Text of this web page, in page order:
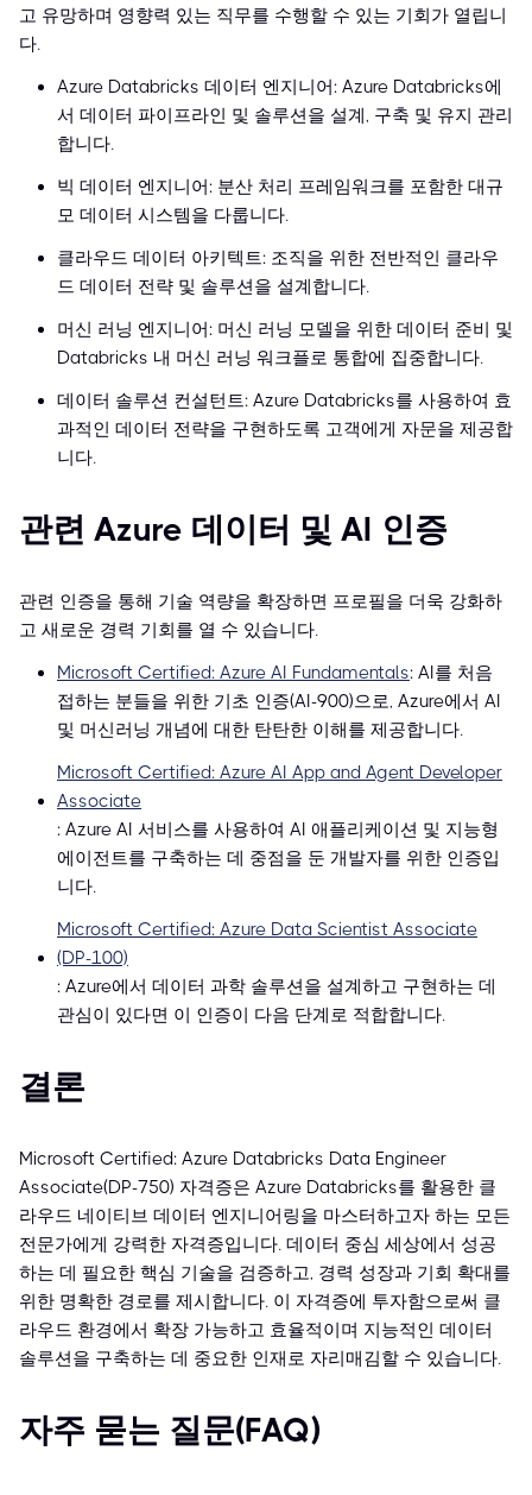
고 유망하며 영향력 있는 직무를 수행할 수 있는 기회가 열립니
다.
Azure Databricks 데이터 엔지니어: Azure Databricks에
서 데이터 파이프라인 및 솔루션을 설계, 구축 및 유지 관리
합니다.
빅 데이터 엔지니어: 분산 처리 프레임워크를 포함한 대규
모 데이터 시스템을 다룹니다.
클라우드 데이터 아키텍트: 조직을 위한 전반적인 클라우
드 데이터 전략 및 솔루션을 설계합니다.
머신 러닝 엔지니어: 머신 러닝 모델을 위한 데이터 준비 및
Databricks 내 머신 러닝 워크플로 통합에 집중합니다.
데이터 솔루션 컨설턴트: Azure Databricks를 사용하여 효
과적인 데이터 전략을 구현하도록 고객에게 자문을 제공합
니다.
관련 Azure 데이터 및 AI 인증
관련 인증을 통해 기술 역량을 확장하면 프로필을 더욱 강화하
고 새로운 경력 기회를 열 수 있습니다.
Microsoft Certified: Azure AI Fundamentals: AI를 처음
접하는 분들을 위한 기초 인증(AI-900)으로, Azure에서 AI
및 머신러닝 개념에 대한 탄탄한 이해를 제공합니다.
Microsoft Certified: Azure AI App and Agent Developer
Associate
: Azure AI 서비스를 사용하여 AI 애플리케이션 및 지능형
에이전트를 구축하는 데 중점을 둔 개발자를 위한 인증입
니다.
Microsoft Certified: Azure Data Scientist Associate
(DP-100)
: Azure에서 데이터 과학 솔루션을 설계하고 구현하는 데
관심이 있다면 이 인증이 다음 단계로 적합합니다.
결론
Microsoft Certified: Azure Databricks Data Engineer
Associate(DP-750) 자격증은 Azure Databricks를 활용한 클
라우드 네이티브 데이터 엔지니어링을 마스터하고자 하는 모든
전문가에게 강력한 자격증입니다. 데이터 중심 세상에서 성공
하는 데 필요한 핵심 기술을 검증하고, 경력 성장과 기회 확대를
위한 명확한 경로를 제시합니다. 이 자격증에 투자함으로써 클
라우드 환경에서 확장 가능하고 효율적이며 지능적인 데이터
솔루션을 구축하는 데 중요한 인재로 자리매김할 수 있습니다.
자주 묻는 질문(FAQ)